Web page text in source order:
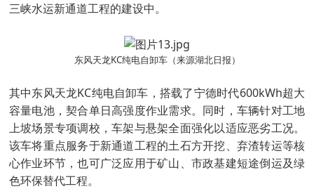
三峡水运新通道工程的建设中。
东风天龙KC纯电自卸车（来源湖北日报）
其中东风天龙KC纯电自卸车，搭载了宁德时代600kWh超大
容量电池，契合单日高强度作业需求。同时，车辆针对工地
上坡场景专项调校，车架与悬架全面强化以适应恶劣工况。
该车将重点服务于新通道工程的土石方开挖、弃渣转运等核
心作业环节，也可广泛应用于矿山、市政基建短途倒运及绿
色环保替代工程。